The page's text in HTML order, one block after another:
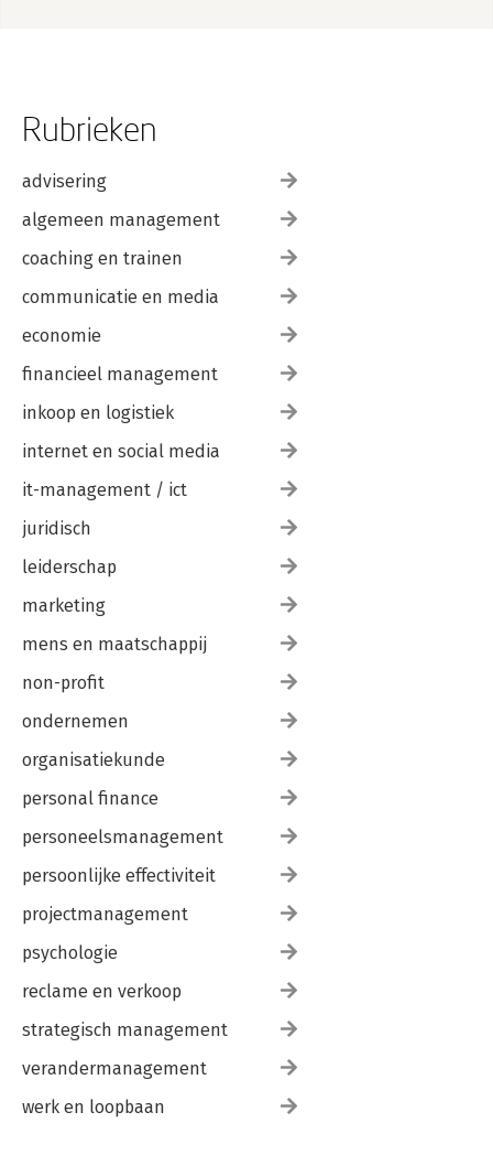
Rubrieken
advisering
algemeen management
coaching en trainen
communicatie en media
economie
financieel management
inkoop en logistiek
internet en social media
it-management / ict
juridisch
leiderschap
marketing
mens en maatschappij
non-profit
ondernemen
organisatiekunde
personal finance
personeelsmanagement
persoonlijke effectiviteit
projectmanagement
psychologie
reclame en verkoop
strategisch management
verandermanagement
werk en loopbaan